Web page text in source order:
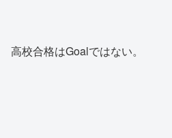
高校合格はGoalではない。